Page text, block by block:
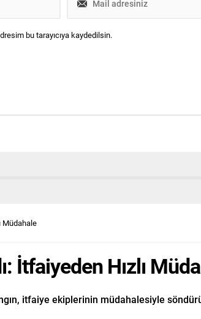
bu tarayıcıya kaydedilsin.
Müdahale
İtfaiyeden Hızlı
itfaiye ekiplerinin müdahalesiyle